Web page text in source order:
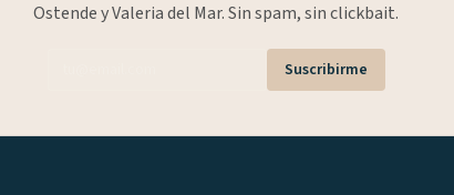
Ostende y Valeria del Mar. Sin spam, sin clickbait.
Suscribirme